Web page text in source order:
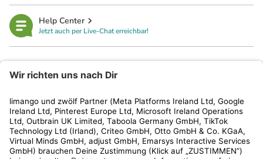
Help Center
Jetzt auch per Live-Chat erreichbar!
Kundenservice
Shop